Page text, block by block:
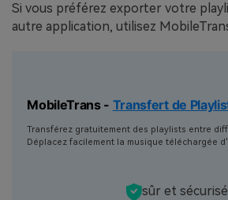
Si vous préférez exporter votre
autre application, utilisez
MobileTrans - Transfert de
Transférez gratuitement des playlists entre
Déplacez facilement la musique téléchargée
sûr et sécurisé